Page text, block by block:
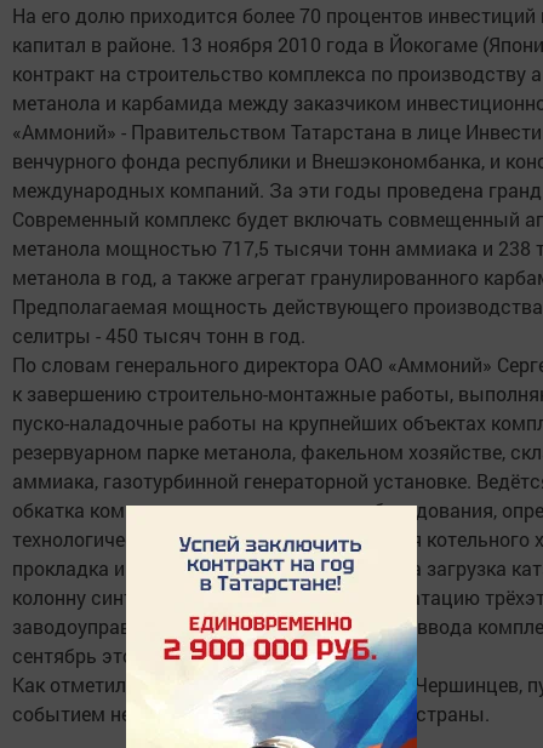
На его долю приходится более 70 процентов инвестиций
капитал в районе. 13 ноября 2010 года в Йокогаме
контракт на строительство комплекса по производству
метанола и карбамида между заказчиком
«Аммоний» - Правительством Татарстана в лице
венчурного фонда республики и Внешэкономбанка, и
международных компаний. За эти годы проведена
Современный комплекс будет включать совмещенный
метанола мощностью 717,5 тысячи тонн аммиака и 238
метанола в год, а также агрегат гранулированного
Предполагаемая мощность действующего
селитры - 450 тысяч тонн в год.
По словам генерального директора ОАО «Аммоний»
к завершению строительно-монтажные работы,
пуско-наладочные работы на крупнейших объектах
резервуарном парке метанола, факельном хозяйстве,
аммиака, газотурбинной генераторной установке.
обкатка компрессорного и насосного оборудования,
технологических трубопроводов, испытания котельного
прокладка и испытания кабелей. Выполнена загрузка
колонну синтеза аммиака. Введён в эксплуатацию
заводоуправления. Запланированный срок ввода
сентябрь этого года.
Как отметил руководитель района Валерий Чершинцев,
событием не только в истории района, но и страны.